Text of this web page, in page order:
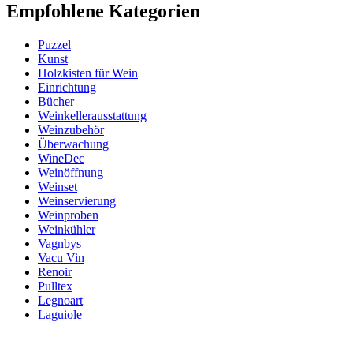
Ihre Vorteile
ProduktnummerWWITALY
Abmessungen (BxHxT cm)
Höhe (cm) 33
Breite (cm)22.7
Gewicht (kg)
Tiefe (cm)3.9
Empfohlene Kategorien
Puzzel
Kunst
Holzkisten für Wein
Einrichtung
Bücher
Weinkellerausstattung
Weinzubehör
Überwachung
WineDec
Weinöffnung
Weinset
Weinservierung
Weinproben
Weinkühler
Vagnbys
Vacu Vin
Renoir
Pulltex
Legnoart
Laguiole